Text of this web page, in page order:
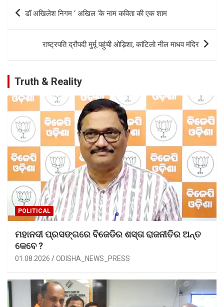
b
o
er
s
A
p
p
e
Post
डॉ अखिलेश निगम ‘ अखिल ‘के नाम कविता की एक शाम
राष्ट्रपति द्रौपदी मुर्मू पहुंची ओड़िशा, कांटिलो नील माधव मंदिर
Truth & Reality
POLITICAL
ମହାନଦୀ ପ୍ରସଙ୍ଗରେ ବିଜେଡିର ଶସ୍ତା ରାଜନୀତିର ଅନ୍ତ
କେବେ ?
01.08.2026 ODISHA_NEWS_PRESS